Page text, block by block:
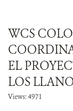
WCS
EL
LOS
Views: 4971